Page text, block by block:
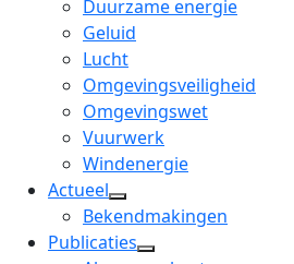
Duurzame energie
Geluid
Lucht
Omgevingsveiligheid
Omgevingswet
Vuurwerk
Windenergie
Actueel
open
dropdown
Bekendmakingen
Publicaties